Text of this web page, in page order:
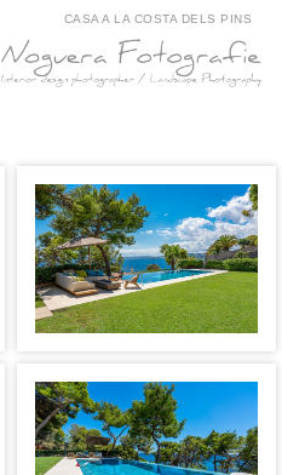
CASA A LA COSTA DELS PINS